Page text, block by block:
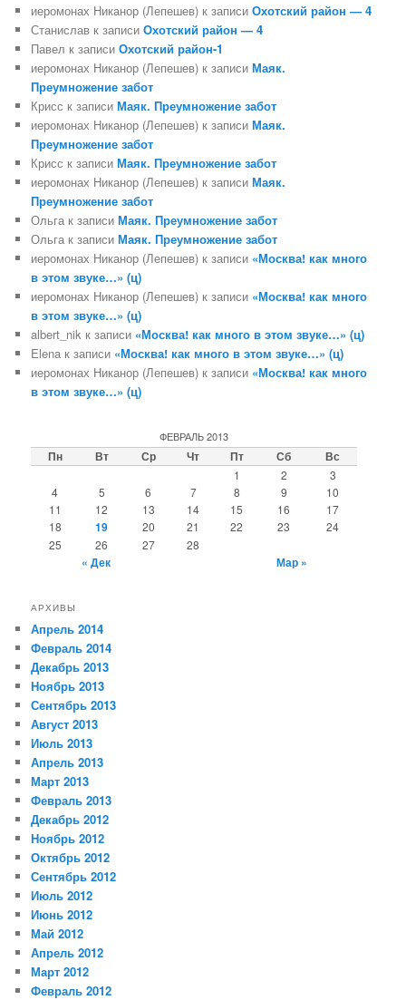
иеромонах Никанор (Лепешев) к записиОхотский район — 4
Станислав к записиОхотский район — 4
Павел к записиОхотский район-1
иеромонах Никанор (Лепешев) к записиМаяк.
Преумножение забот
Крисс к записиМаяк. Преумножение забот
иеромонах Никанор (Лепешев) к записиМаяк.
Преумножение забот
Крисс к записиМаяк. Преумножение забот
иеромонах Никанор (Лепешев) к записиМаяк.
Преумножение забот
Ольга к записиМаяк. Преумножение забот
Ольга к записиМаяк. Преумножение забот
иеромонах Никанор (Лепешев) к записи «Москва! как много
в этом звуке…» (ц)
иеромонах Никанор (Лепешев) к записи «Москва! как много
в этом звуке…» (ц)
albert_nik к записи «Москва! как много в этом звуке…» (ц)
Elena к записи «Москва! как много в этом звуке…» (ц)
иеромонах Никанор (Лепешев) к записи «Москва! как много
в этом звуке…» (ц)
ФЕВРАЛЬ 2013
Пн Вт Ср Чт Пт Сб Вс
1 2
3
4
5 6 7 8 9
10
11
12 13 14 15 16
17
18
19 20 21 22 23
24
25
26 27 28
« Дек Мар »
АРХИВЫ
Апрель 2014
Февраль 2014
Декабрь 2013
Ноябрь 2013
Сентябрь 2013
Август 2013
Июль 2013
Апрель 2013
Март 2013
Февраль 2013
Декабрь 2012
Ноябрь 2012
Октябрь 2012
Сентябрь 2012
Июль 2012
Июнь 2012
Май 2012
Апрель 2012
Март 2012
Февраль 2012